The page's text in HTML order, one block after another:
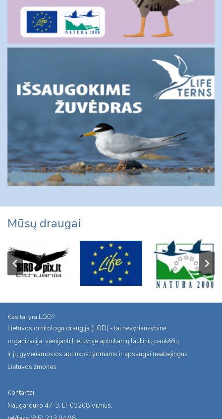
Mūsų draugai
Kas tai yra LOD?
Lietuvos ornitologu draugija (LOD) - tai nevyriausybinė
organizacija, vienijanti Lietuvoje aptinkamų laukinių paukščių
ir jų gyvenamosios aplinkos tyrimams ir apsaugai neabejingus
Lietuvos žmones.
Kontaktai:
Naugarduko 47-3, LT-03208 Vilnius,